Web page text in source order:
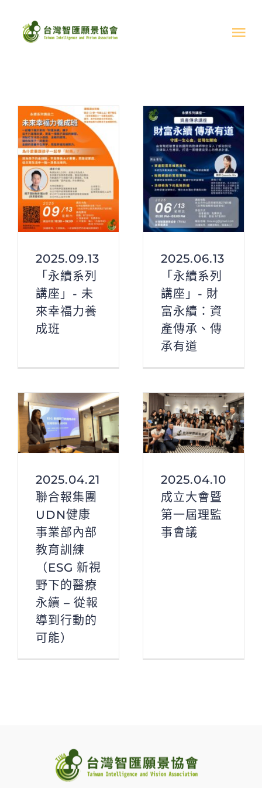
最新消息
活動成果
文章分享
支持協會
2025.09.13
「永續系列
講座」- 未
來幸福力養
成班
2025.06.13
「永續系列
講座」- 財
富永續：資
產傳承、傳
承有道
2025.04.21
聯合報集團
UDN健康
事業部內部
教育訓練
（ESG 新視
野下的醫療
永續 – 從報
導到行動的
可能）
2025.04.10
成立大會暨
第一屆理監
事會議